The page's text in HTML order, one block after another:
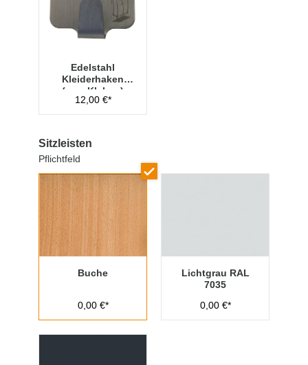
Edelstahl
Kleiderhaken
(zum Kleben)
12,00 €*
Sitzleisten
Pflichtfeld
Buche
0,00 €*
Lichtgrau RAL
7035
0,00 €*